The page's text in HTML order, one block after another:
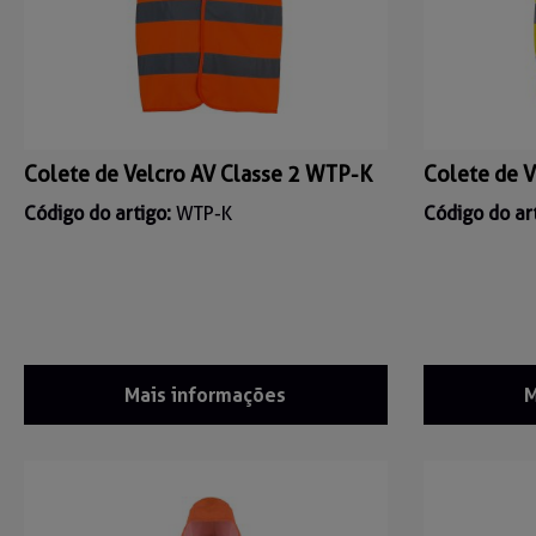
Colete de Velcro AV Classe 2 WTP-K
Código do artigo: WTP-K
Mais informações
Colete de
Código do